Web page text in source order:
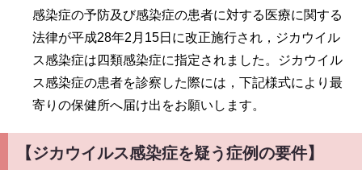
感染症の予防及び感染症の患者に対する医療に関する
法律が平成28年2月15日に改正施行され，ジカウイル
ス感染症は四類感染症に指定されました。ジカウイル
ス感染症の患者を診察した際には，下記様式により最
寄りの保健所へ届け出をお願いします。
【ジカウイルス感染症を疑う症例の要件】